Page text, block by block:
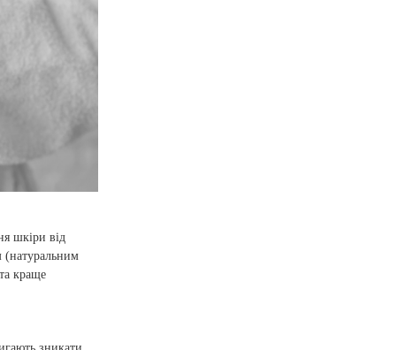
шкіри від
(натуральним
краще